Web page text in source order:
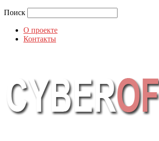
Поиск
О проекте
Контакты